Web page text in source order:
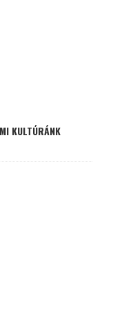
KULTÚRÁNK